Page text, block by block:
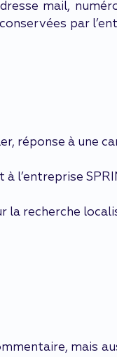
mail,
par
réponse à une
recherche
mais